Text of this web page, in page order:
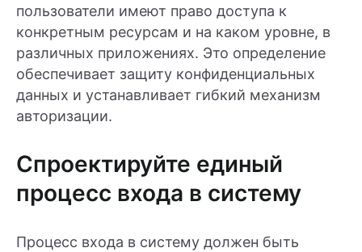
пользователи имеют право доступа к
конкретным ресурсам и на каком уровне, в
различных приложениях. Это определение
обеспечивает защиту конфиденциальных
данных и устанавливает гибкий механизм
авторизации.
Спроектируйте единый
процесс входа в систему
Процесс входа в систему должен быть